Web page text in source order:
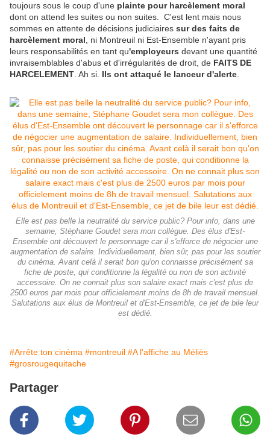
toujours sous le coup d'une plainte pour harcèlement moral
dont on attend les suites ou non suites. C'est lent mais nous
sommes en attente de décisions judiciaires sur des faits de
harcèlement moral , ni Montreuil ni Est-Ensemble n'ayant pris
leurs responsabilités en tant qu'employeurs devant une quantité
invraisemblables d'abus et d'irrégularités de droit, de FAITS DE
HARCELEMENT . Ah si. Ils ont attaqué le lanceur d'alerte
Elle est pas belle la neutralité du service public? Pour info, dans une
semaine, Stéphane Goudet sera mon collègue. Des élus d'Est-
Ensemble ont découvert le personnage car il s'efforce de négocier une
augmentation de salaire. Individuellement, bien sûr, pas pour les soutier
du cinéma. Avant celà il serait bon qu'on connaisse précisément sa
fiche de poste, qui conditionne la légalité ou non de son activité
accessoire. On ne connait plus son salaire exact mais c'est plus de
2500 euros par mois pour officielement moins de 8h de travail mensuel.
Salutations aux élus de Montreuil et d'Est-Ensemble, ce jet de bile leur
est dédié.
#Arrête ton cinéma #montreuil #A l'affiche au Méliès
#grosrougequitache
Partager